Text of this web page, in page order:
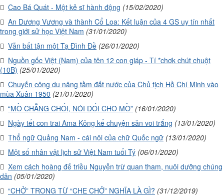
Cao Bá Quát - Một kẻ sĩ hành động (15/02/2020)
An Dương Vương và thành Cổ Loa: Kết luận của 4 GS uy tín nhất
trong giới sử học Việt Nam (31/01/2020)
Vẫn bất tận một Tạ Đình Đề (26/01/2020)
Nguồn gốc Việt (Nam) của tên 12 con giáp - Tí *chơk chút chuột
(10B) (25/01/2020)
Chuyến công du nâng tầm đất nước của Chủ tịch Hồ Chí Minh vào
mùa Xuân 1950 (21/01/2020)
“MỒ CHẲNG CHỐI, NÓI DỐI CHO MỒ” (16/01/2020)
Ngày tết con trai Ama Kông kể chuyện săn voi trắng (13/01/2020)
Thổ ngữ Quảng Nam - cái nôi của chữ Quốc ngữ (13/01/2020)
Một số nhân vật lịch sử Việt Nam tuổi Tý (06/01/2020)
Xem cách hoàng đế triều Nguyễn trừ quan tham, nuôi dưỡng chúng
dân (05/01/2020)
“CHỞ” TRONG TỪ “CHE CHỞ” NGHĨA LÀ GÌ? (31/12/2019)